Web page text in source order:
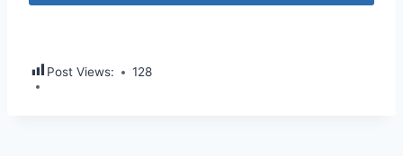
Post Views: 128